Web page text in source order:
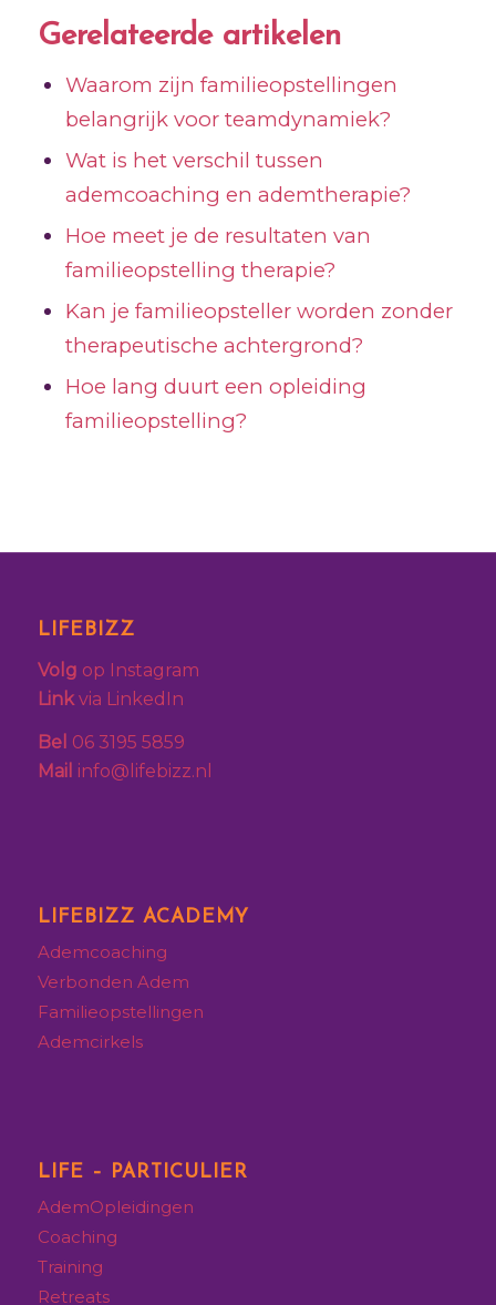
Gerelateerde artikelen
Waarom zijn familieopstellingen
belangrijk voor teamdynamiek?
Wat is het verschil tussen
ademcoaching en ademtherapie?
Hoe meet je de resultaten van
familieopstelling therapie?
Kan je familieopsteller worden zonder
therapeutische achtergrond?
Hoe lang duurt een opleiding
familieopstelling?
LIFEBIZZ
Volg op Instagram
Linkvia LinkedIn
Bel 06 3195 5859
Mail info@lifebizz.nl
LIFEBIZZ ACADEMY
Ademcoaching
Verbonden Adem
Familieopstellingen
Ademcirkels
LIFE – PARTICULIER
AdemOpleidingen
Coaching
Training
Retreats